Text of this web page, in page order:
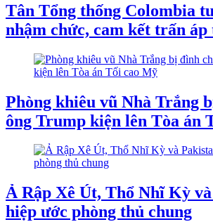
Tân Tổng thống Colombia
nhậm chức, cam kết trấn áp
Phòng khiêu vũ Nhà Trắng
ông Trump kiện lên Tòa án
Ả Rập Xê Út, Thổ Nhĩ Kỳ
hiệp ước phòng thủ chung